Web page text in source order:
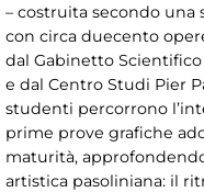
– costruita secondo una
con circa duecento
dal Gabinetto Scientifico
e dal Centro Studi Pier
studenti percorrono
prime prove grafiche
maturità,
artistica pasoliniana: il